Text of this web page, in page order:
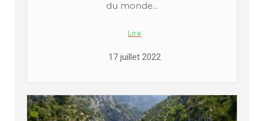
du monde...
Lire
17 juillet 2022